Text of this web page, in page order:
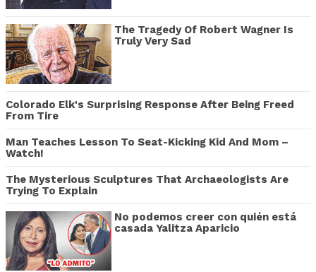
The Tragedy Of Robert Wagner Is
Truly Very Sad
Colorado Elk's Surprising Response After Being Freed
From Tire
Man Teaches Lesson To Seat-Kicking Kid And Mom –
Watch!
The Mysterious Sculptures That Archaeologists Are
Trying To Explain
No podemos creer con quién está
casada Yalitza Aparicio